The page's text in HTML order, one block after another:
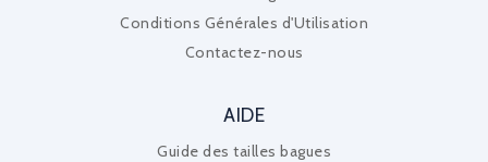
Conditions Générales d'Utilisation
Contactez-nous
AIDE
Guide des tailles bagues